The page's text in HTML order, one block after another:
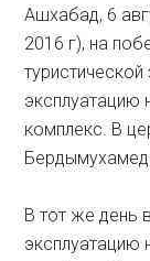
Ашхабад, 6
2016 г), на
эксплуатацию
комплекс. В
В тот же день